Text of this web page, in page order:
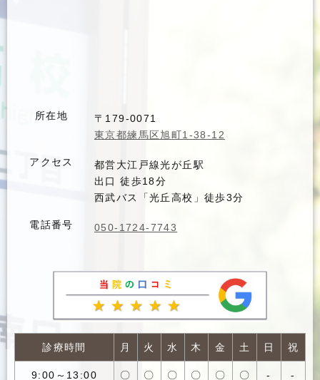
所在地
〒179-0071
東京都練馬区旭町1-38-12
アクセス
都営大江戸線光が丘駅
出口 徒歩18分
西武バス「光丘高校」徒歩3分
電話番号 050-1724-7743
診療時間 月 火 水 木 金 土 日 祝
9:00～13:00 〇 〇 〇 〇 〇 〇 - -